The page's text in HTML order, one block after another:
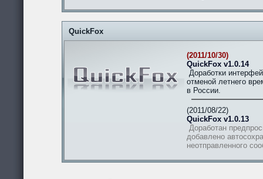
QuickFox
(2011/10/30)
QuickFox v1.0.14
Доработки
отменой летнего
в России.
(2011/08/22)
QuickFox v1.0.13
Доработан
добавлено
неотправленного